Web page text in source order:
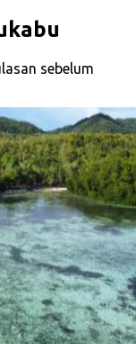
sebelum